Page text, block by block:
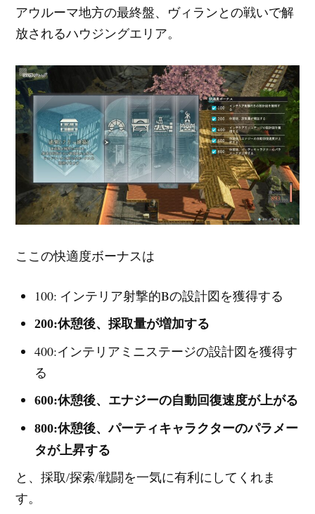
アウルーマ地方の最終盤、ヴィランとの戦いで解
放されるハウジングエリア。
ここの快適度ボーナスは
100: インテリア射撃的Bの設計図を獲得する
200:休憩後、採取量が増加する
400:インテリアミニステージの設計図を獲得す
る
600:休憩後、エナジーの自動回復速度が上がる
800:休憩後、パーティキャラクターのパラメー
タが上昇する
と、採取/探索/戦闘を一気に有利にしてくれま
す。